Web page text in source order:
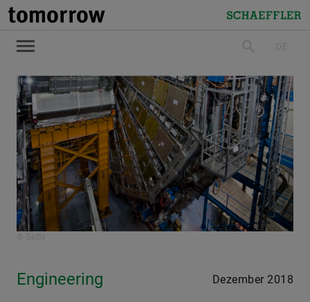
tomorrow
Schaeffler
suchenDE
Engineering Dezember 2018